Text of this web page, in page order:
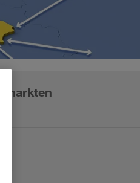
markten